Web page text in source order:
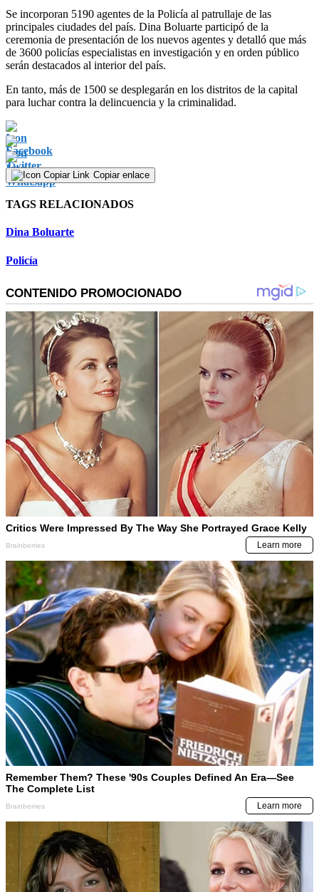
Se incorporan 5190 agentes de la Policía al patrullaje de las
principales ciudades del país. Dina Boluarte participó de la
ceremonia de presentación de los nuevos agentes y detalló que más
de 3600 policías especialistas en investigación y en orden público
serán destacados al interior del país.
En tanto, más de 1500 se desplegarán en los distritos de la capital
para luchar contra la delincuencia y la criminalidad.
Copiar enlace
TAGS RELACIONADOS
Dina Boluarte
Policía